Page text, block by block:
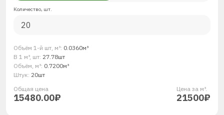
Количество, шт.
Объём 1-й шт, м³: 0.0360м³
В 1 м³, шт: 27.78шт
Объём, м³: 0.7200м³
Штук: 20шт
Общая ценa
15480.00₽
Цена за м³.
21500₽